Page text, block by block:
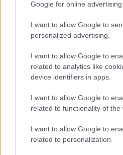
Google for online advertising
I want to allow Google to
personalized advertising.
I want to allow Google to
related to analytics like
device identifiers in apps.
I want to allow Google to
related to functionality of the
I want to allow Google to
related to personalization.
Allenamento in spiaggia: